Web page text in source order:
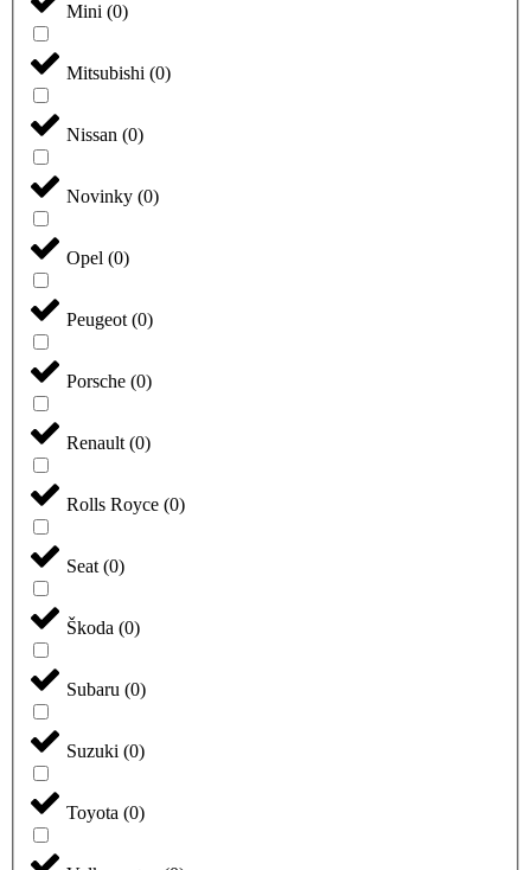
Mini (0)
Mitsubishi (0)
Nissan (0)
Novinky (0)
Opel (0)
Peugeot (0)
Porsche (0)
Renault (0)
Rolls Royce (0)
Seat (0)
Škoda (0)
Subaru (0)
Suzuki (0)
Toyota (0)